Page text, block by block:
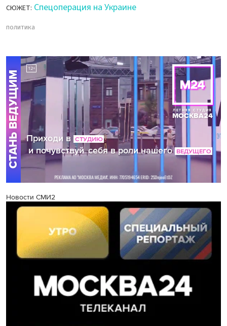
СЮЖЕТ: Спецоперация на Украине
политика
Новости СМИ2